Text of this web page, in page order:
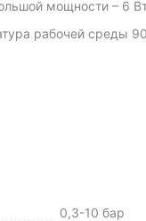
мощности – 6
рабочей среды
0,3-10 бар